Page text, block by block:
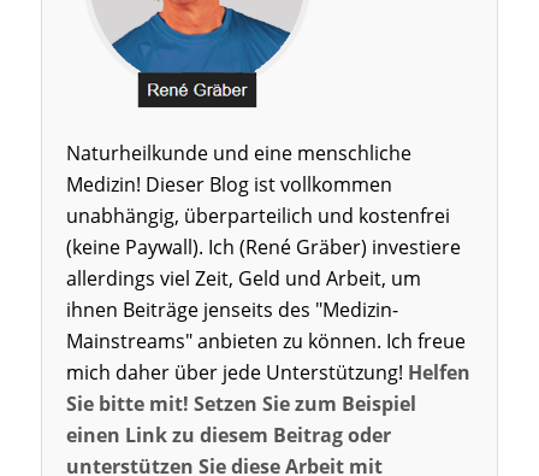
Naturheilkunde und eine menschliche
Medizin! Dieser Blog ist vollkommen
unabhängig, überparteilich und kostenfrei
(keine Paywall). Ich (René Gräber) investiere
allerdings viel Zeit, Geld und Arbeit, um
ihnen Beiträge jenseits des "Medizin-
Mainstreams" anbieten zu können. Ich freue
mich daher über jede Unterstützung! Helfen
Sie bitte mit! Setzen Sie zum Beispiel
einen Link zu diesem Beitrag oder
unterstützen Sie diese Arbeit mit